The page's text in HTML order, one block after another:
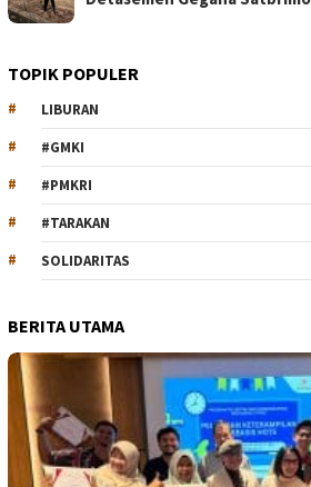
TOPIK POPULER
LIBURAN
#GMKI
#PMKRI
#TARAKAN
SOLIDARITAS
BERITA UTAMA